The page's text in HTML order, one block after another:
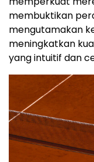
membuktikan
mengutamakan
meningkatkan
yang intuitif dan